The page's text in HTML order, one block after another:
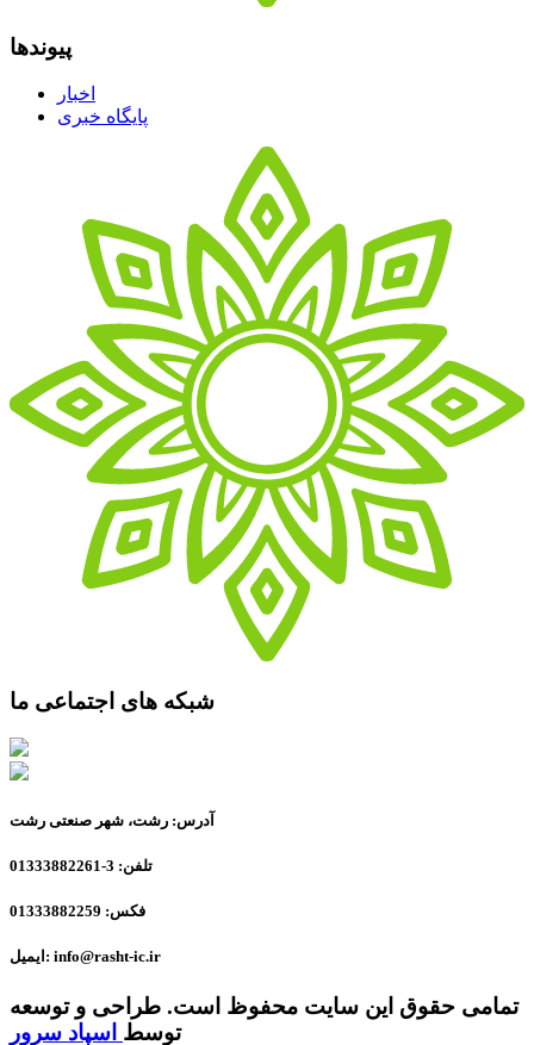
پیوندها
اخبار
پایگاه خبری
شبکه های اجتماعی ما
آدرس: رشت، شهر صنعتی رشت
تلفن: 3-01333882261
فکس: 01333882259
ایمیل: info@rasht-ic.ir
تمامی حقوق این سایت محفوظ است. طراحی و توسعه
توسط اسپاد سرور